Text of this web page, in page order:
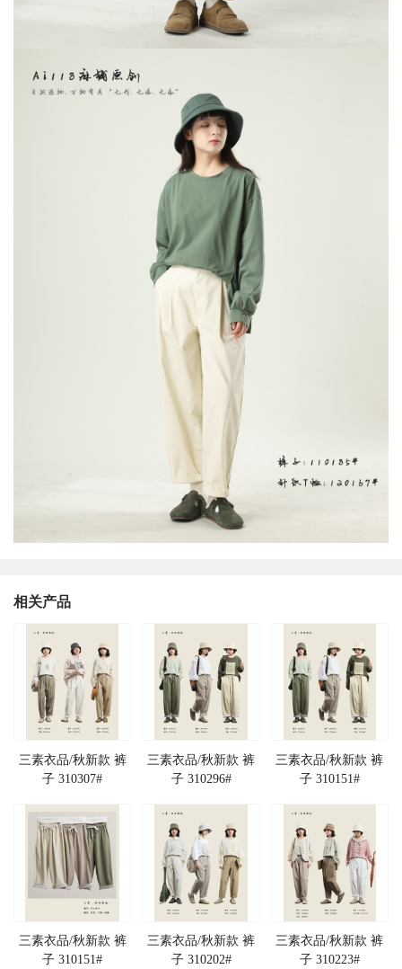
相关产品
三素衣品/秋新款 裤
子 310307#
三素衣品/秋新款 裤
子 310296#
三素衣品/秋新款 裤
子 310151#
三素衣品/秋新款 裤
子 310151#
三素衣品/秋新款 裤
子 310202#
三素衣品/秋新款 裤
子 310223#